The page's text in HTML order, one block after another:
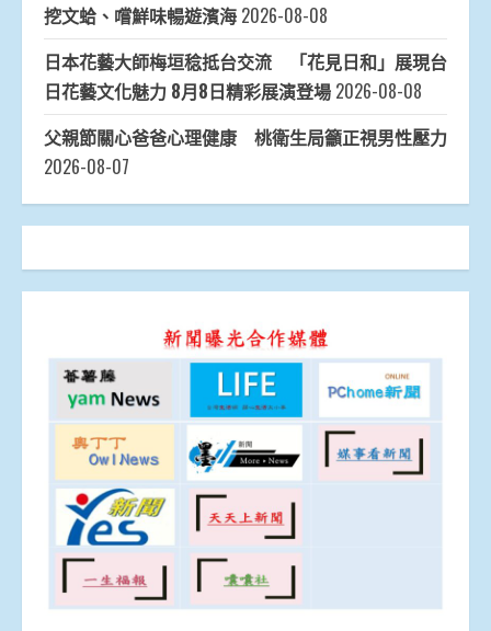
挖文蛤、嚐鮮味暢遊濱海 2026-08-08
日本花藝大師梅垣稔抵台交流 「花見日和」展現台
日花藝文化魅力 8月8日精彩展演登場 2026-08-08
父親節關心爸爸心理健康 桃衛生局籲正視男性壓力
2026-08-07